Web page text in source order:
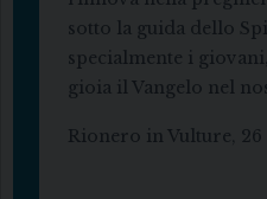
sotto la guida dello
specialmente i
gioia il Vangelo nel
Rionero in Vulture,